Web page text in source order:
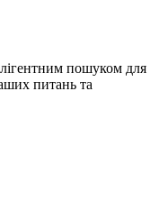
пошуком для
питань та